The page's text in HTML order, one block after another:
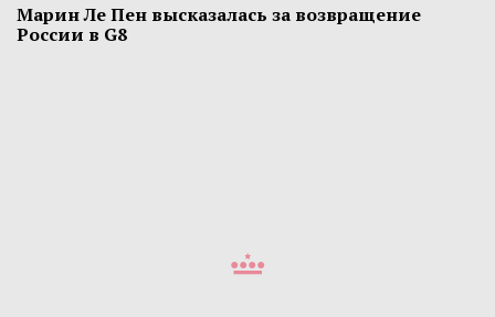
Марин Ле Пен высказалась за возвращение
России в G8